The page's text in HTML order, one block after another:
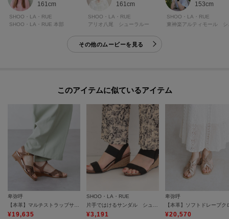
161cm
SHOO・LA・RUE
SHOO・LA・RUE 本部
161cm
SHOO・LA・RUE
アリオ八尾 シューラルー
153cm
SHOO・LA・RUE
その他のムービーを見る
このアイテムに似ているアイテム
卑弥呼
【本革】マルチストラップサンダル／663203
¥19,635
SHOO・LA・RUE
片手ではけるサンダル シューダル26SS
¥3,191
卑弥呼
¥20,570